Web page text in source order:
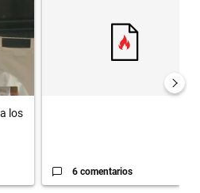
los
6 comentarios